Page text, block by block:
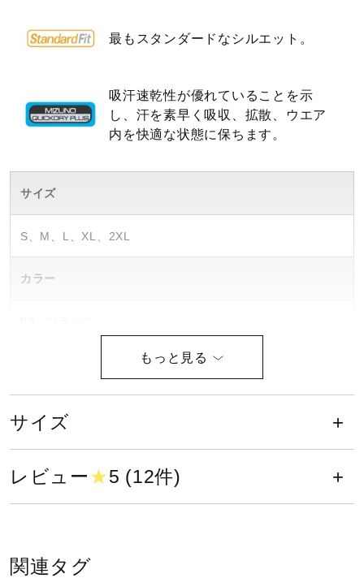
インナー
アウトドア／レイン
健康／エクササイズ
ジュニア／キッズ
メディカル
最もスタンダードなシルエット。
吸汗速乾性が優れていることを示
し、汗を素早く吸収、拡散、ウエア
内を快適な状態に保ちます。
サイズ
S、M、L、XL、2XL
カラー
ポリエステル100％
原産国
発売シーズン
サイズ
レビュー★5 (12件)
関連タグ